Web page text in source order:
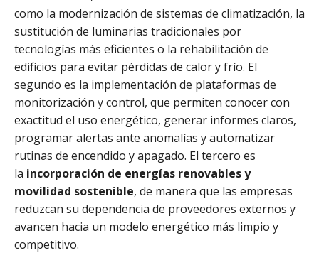
como la modernización de sistemas de climatización, la
sustitución de luminarias tradicionales por
tecnologías más eficientes o la rehabilitación de
edificios para evitar pérdidas de calor y frío. El
segundo es la implementación de plataformas de
monitorización y control, que permiten conocer con
exactitud el uso energético, generar informes claros,
programar alertas ante anomalías y automatizar
rutinas de encendido y apagado. El tercero es
la incorporación de energías renovables y
movilidad sostenible, de manera que las empresas
reduzcan su dependencia de proveedores externos y
avancen hacia un modelo energético más limpio y
competitivo.